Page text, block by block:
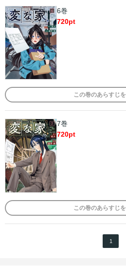
6巻
720pt
この巻のあらすじを
7巻
720pt
この巻のあらすじを
1